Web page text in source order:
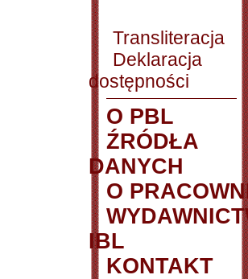
Transliteracja
Deklaracja
dostępności
O PBL
ŹRÓDŁA
DANYCH
O
IBL
KONTAKT